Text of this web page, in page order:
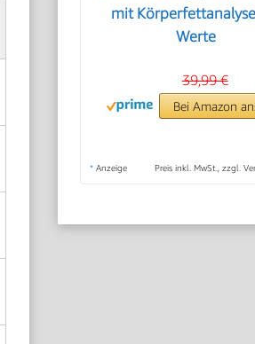
mit
Werte
39,99 €
Bei Amazon
* Anzeige Preis inkl. MwSt., zzgl.